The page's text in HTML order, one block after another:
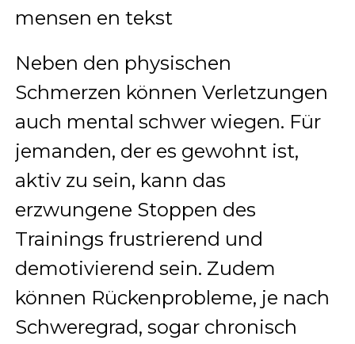
Neben den physischen
Schmerzen können Verletzungen
auch mental schwer wiegen. Für
jemanden, der es gewohnt ist,
aktiv zu sein, kann das
erzwungene Stoppen des
Trainings frustrierend und
demotivierend sein. Zudem
können Rückenprobleme, je nach
Schweregrad, sogar chronisch